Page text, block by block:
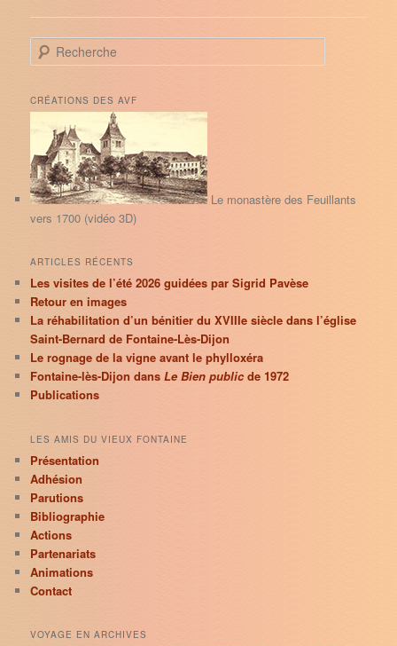
e
h
e
r
h
e
CRÉATIONS DES AVF
Le monastère des Feuillants
vers 1700 (vidéo 3D)
ARTICLES RÉCENTS
Les visites de l’été 2026 guidées par Sigrid Pavèse
Retour en images
La réhabilitation d’un bénitier du XVIIIe siècle dans l’église
Saint-Bernard de Fontaine-Lès-Dijon
Le rognage de la vigne avant le phylloxéra
Fontaine-lès-Dijon dansLe Bien public de 1972
Publications
LES AMIS DU VIEUX FONTAINE
Présentation
Adhésion
Parutions
Bibliographie
Actions
Partenariats
Animations
Contact
VOYAGE EN ARCHIVES